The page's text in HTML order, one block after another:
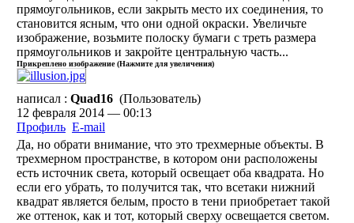
прямоугольников, если закрыть место их соединения, то
становится ясным, что они одной окраски. Увеличьте
изображение, возьмите полоску бумаги с треть размера
прямоугольников и закройте центральную часть...
Прикреплено изображение (Нажмите для увеличения)
написал : Quad16 (Пользователь)
12 февраля 2014 — 00:13
Профиль E-mail
Да, но обрати внимание, что это трехмерные объекты. В
трехмерном пространстве, в котором они расположены
есть источник света, который освещает оба квадрата. Но
если его убрать, то получится так, что всетаки нижний
квадрат является белым, просто в тени приобретает такой
же оттенок, как и тот, который сверху освещается светом.